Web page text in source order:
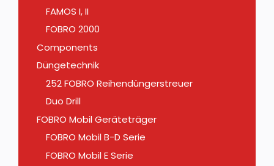
FAMOS I, II
FOBRO 2000
Components
Düngetechnik
252 FOBRO Reihendüngerstreuer
Duo Drill
FOBRO Mobil Geräteträger
FOBRO Mobil B-D Serie
FOBRO Mobil E Serie